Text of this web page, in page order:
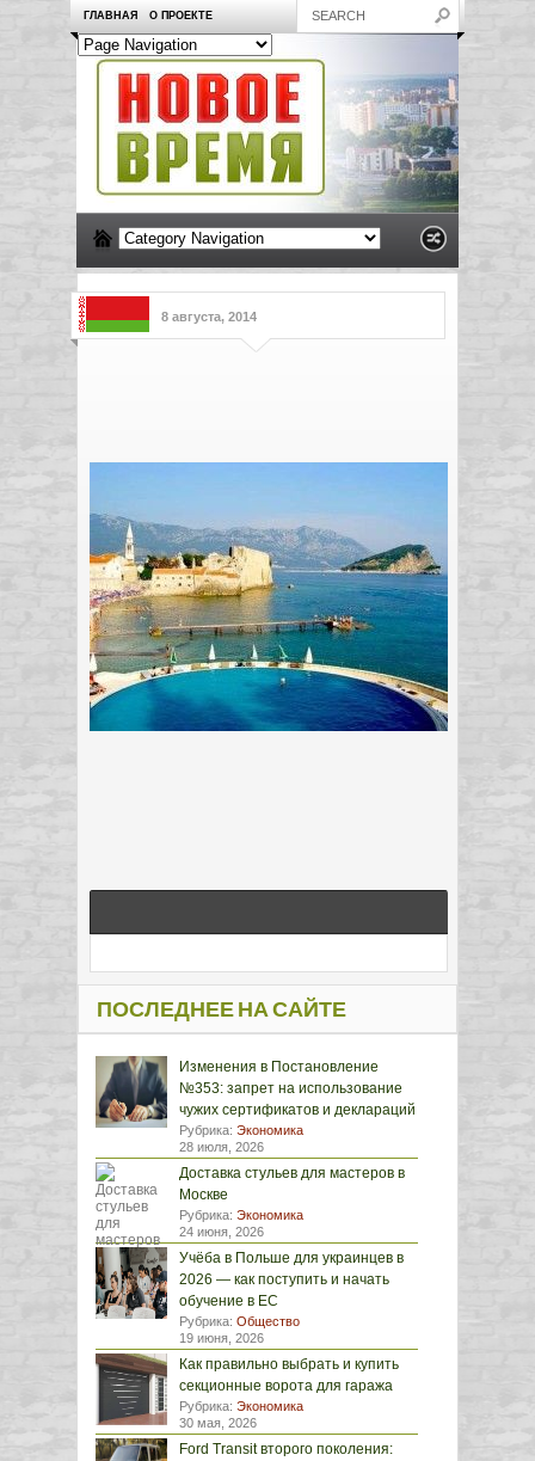
ГЛАВНАЯ О ПРОЕКТЕ
8 августа, 2014
ПОСЛЕДНЕЕ НА САЙТЕ
Изменения в Постановление
№353: запрет на использование
чужих сертификатов и деклараций
Рубрика: Экономика
28 июля, 2026
Доставка стульев для мастеров в
Москве
Рубрика: Экономика
24 июня, 2026
Учёба в Польше для украинцев в
2026 — как поступить и начать
обучение в ЕС
Рубрика: Общество
19 июня, 2026
Как правильно выбрать и купить
секционные ворота для гаража
Рубрика: Экономика
30 мая, 2026
Ford Transit второго поколения: